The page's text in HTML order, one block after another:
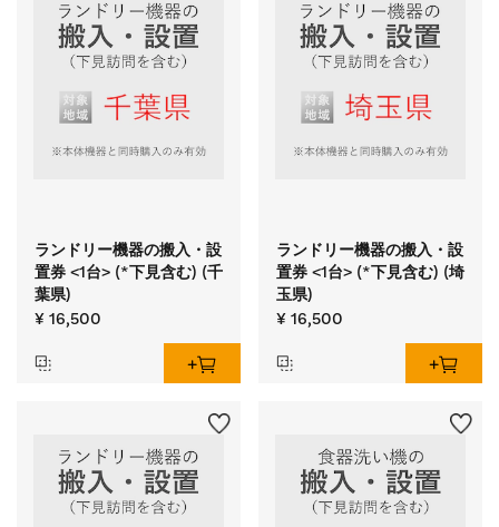
ランドリー機器の搬入・設
置券 <1台> (*下見含む) (千
葉県)
¥ 16,500
ランドリー機器の搬入・設
置券 <1台> (*下見含む) (埼
玉県)
¥ 16,500